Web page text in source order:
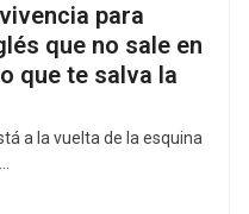
para
que no sale en
que te salva la
a la vuelta de la esquina